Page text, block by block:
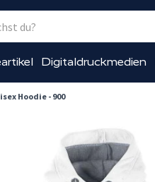
Digitaldruckmedien
Hoodie - 900